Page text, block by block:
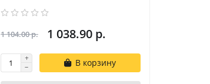
1 104.00 р. 1 038.90 р.
В корзину